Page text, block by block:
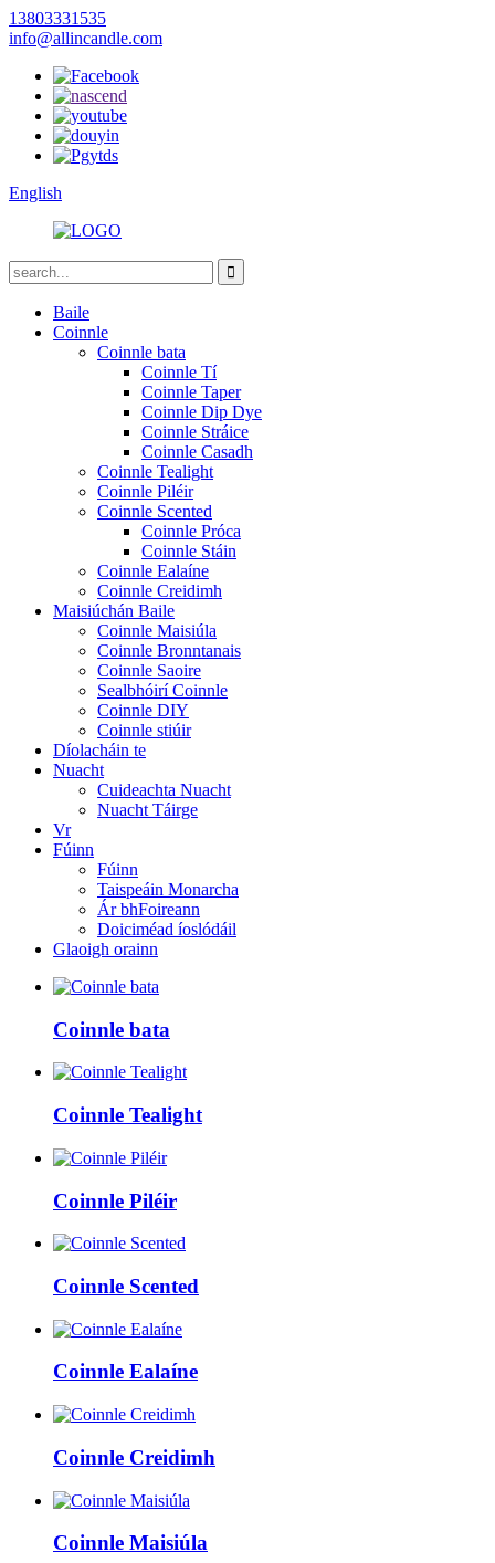
13803331535
info@allincandle.com
English
Baile
Coinnle
Coinnle bata
Coinnle Tí
Coinnle Taper
Coinnle Dip Dye
Coinnle Stráice
Coinnle Casadh
Coinnle Tealight
Coinnle Piléir
Coinnle Scented
Coinnle Próca
Coinnle Stáin
Coinnle Ealaíne
Coinnle Creidimh
Maisiúchán Baile
Coinnle Maisiúla
Coinnle Bronntanais
Coinnle Saoire
Sealbhóirí Coinnle
Coinnle DIY
Coinnle stiúir
Díolacháin te
Nuacht
Cuideachta Nuacht
Nuacht Táirge
Vr
Fúinn
Fúinn
Taispeáin Monarcha
Ár bhFoireann
Doiciméad íoslódáil
Glaoigh orainn
Coinnle bata
Coinnle Tealight
Coinnle Piléir
Coinnle Scented
Coinnle Ealaíne
Coinnle Creidimh
Coinnle Maisiúla